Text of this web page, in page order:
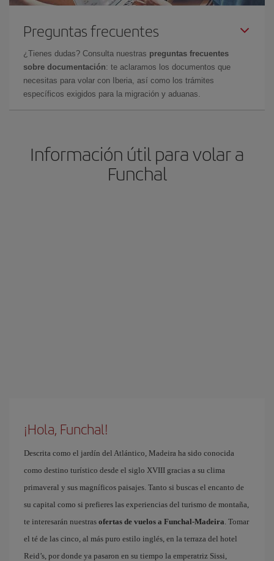
Preguntas frecuentes
¿Tienes dudas? Consulta nuestras preguntas frecuentes
sobre documentación: te aclaramos los documentos que
necesitas para volar con Iberia, así como los trámites
específicos exigidos para la migración y aduanas.
Información útil para volar a
Funchal
¡Hola, Funchal!
Descrita como el jardín del Atlántico, Madeira ha sido conocida
como destino turístico desde el siglo XVIII gracias a su clima
primaveral y sus magníficos paisajes. Tanto si buscas el encanto de
su capital como si prefieres las experiencias del turismo de montaña,
te interesarán nuestras ofertas de vuelos a Funchal-Madeira . Tomar
el té de las cinco, al más puro estilo inglés, en la terraza del hotel
Reid’s, por donde ya pasaron en su tiempo la emperatriz Sissi,